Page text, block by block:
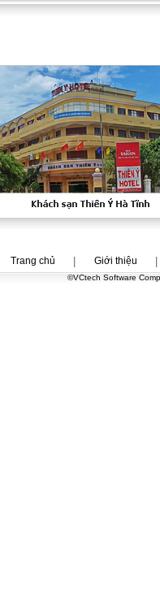
Trang chủ Giới thiệu
©VCtech Software